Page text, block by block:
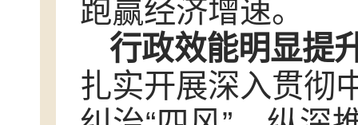
跑赢经济增速。
行政效能明显提
扎实开展深入贯彻